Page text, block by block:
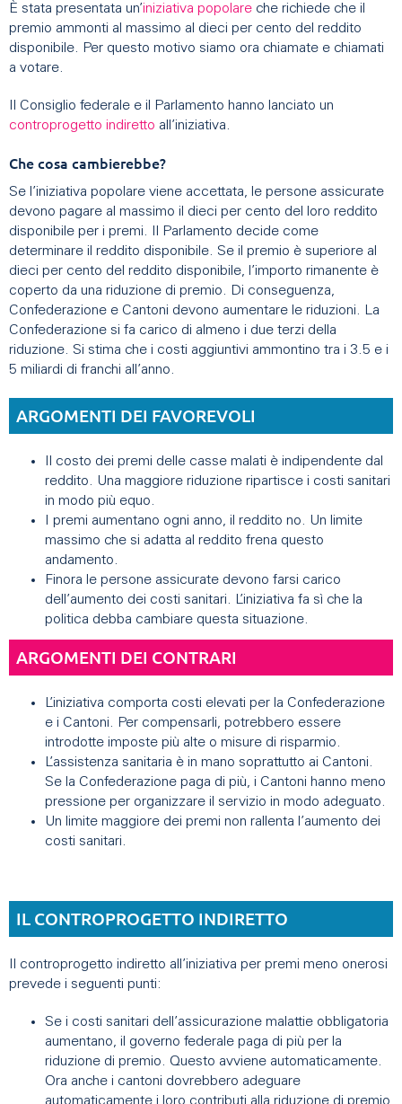
È stata presentata un’iniziativa popolare che richiede che il
premio ammonti al massimo al dieci per cento del reddito
disponibile. Per questo motivo siamo ora chiamate e chiamati
a votare.
Il Consiglio federale e il Parlamento hanno lanciato un
controprogetto indiretto all’iniziativa.
Che cosa cambierebbe?
Se l’iniziativa popolare viene accettata, le persone assicurate
devono pagare al massimo il dieci per cento del loro reddito
disponibile per i premi. Il Parlamento decide come
determinare il reddito disponibile. Se il premio è superiore al
dieci per cento del reddito disponibile, l’importo rimanente è
coperto da una riduzione di premio. Di conseguenza,
Confederazione e Cantoni devono aumentare le riduzioni. La
Confederazione si fa carico di almeno i due terzi della
riduzione. Si stima che i costi aggiuntivi ammontino tra i 3.5 e i
5 miliardi di franchi all’anno.
ARGOMENTI DEI FAVOREVOLI
Il costo dei premi delle casse malati è indipendente dal
reddito. Una maggiore riduzione ripartisce i costi sanitari
in modo più equo.
I premi aumentano ogni anno, il reddito no. Un limite
massimo che si adatta al reddito frena questo
andamento.
Finora le persone assicurate devono farsi carico
dell’aumento dei costi sanitari. L’iniziativa fa sì che la
politica debba cambiare questa situazione.
ARGOMENTI DEI CONTRARI
L’iniziativa comporta costi elevati per la Confederazione
e i Cantoni. Per compensarli, potrebbero essere
introdotte imposte più alte o misure di risparmio.
L’assistenza sanitaria è in mano soprattutto ai Cantoni.
Se la Confederazione paga di più, i Cantoni hanno meno
pressione per organizzare il servizio in modo adeguato.
Un limite maggiore dei premi non rallenta l’aumento dei
costi sanitari.
IL CONTROPROGETTO INDIRETTO
Il controprogetto indiretto all’iniziativa per premi meno onerosi
prevede i seguenti punti:
Se i costi sanitari dell’assicurazione malattie obbligatoria
aumentano, il governo federale paga di più per la
riduzione di premio. Questo avviene automaticamente.
Ora anche i cantoni dovrebbero adeguare
automaticamente i loro contributi alla riduzione di premio